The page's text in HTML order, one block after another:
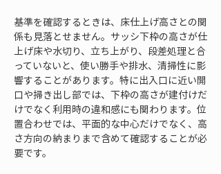
基準を確認するときは、床仕上げ高さとの関
係も見落とせません。サッシ下枠の高さが仕
上げ床や水切り、立ち上がり、段差処理と合
っていないと、使い勝手や排水、清掃性に影
響することがあります。特に出入口に近い開
口や掃き出し部では、下枠の高さが建付けだ
けでなく利用時の違和感にも関わります。位
置合わせでは、平面的な中心だけでなく、高
さ方向の納まりまで含めて確認することが必
要です。